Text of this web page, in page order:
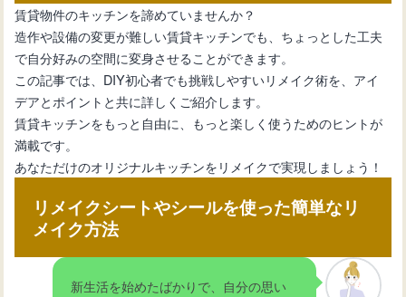
キッチンスペースを効果的に活用！マ
グネットが使える壁材
とは？
賃貸物件のキッチンを諦めていませんか？
造作や設備の変更が難しい賃貸キッチンでも、ちょっとした工夫
で自分好みの空間に変身させることができます。
この記事では、DIY初心者でも挑戦しやすいリメイク術を、アイ
デアとポイントと共に詳しくご紹介します。
賃貸キッチンをもっと自由に、もっと楽しく使うためのヒントが
満載です。
あなただけのオリジナルキッチンをリメイクで実現しましょう！
リメイクシートやシールを使った簡単なリ
メイク方法
新生活を始めたばかりで、自分の思い